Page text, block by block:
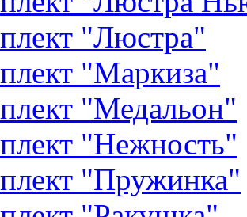
"Люстра"
"Маркиза"
"Медальон"
"Нежность"
"Пружинка"